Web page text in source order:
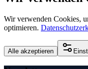
Wir verwenden Cookies,
optimieren.
Alle akzeptieren